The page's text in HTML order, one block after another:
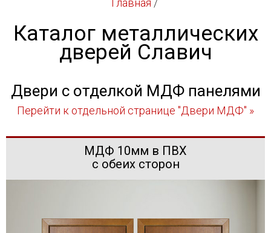
Главная /
Каталог металлических
дверей Славич
Двери с отделкой МДФ панелями
Перейти к отдельной странице "Двери МДФ" »
МДФ 10мм в ПВХ
с обеих сторон